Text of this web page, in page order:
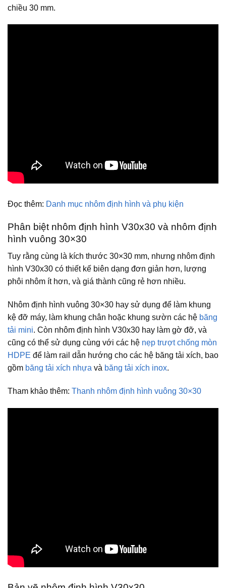
chiều 30 mm.
Đọc thêm: Danh mục nhôm định hình và phụ kiện
Phân biệt nhôm định hình V30x30 và nhôm định
hình vuông 30×30
Tuy rằng cùng là kích thước 30×30 mm, nhưng nhôm định
hình V30x30 có thiết kế biên dạng đơn giản hơn, lượng
phôi nhôm ít hơn, và giá thành cũng rẻ hơn nhiều.
Nhôm định hình vuông 30×30 hay sử dụng để làm khung
kệ đỡ máy, làm khung chân hoặc khung sườn các hệ băng
tải mini. Còn nhôm định hình V30x30 hay làm gờ đỡ, và
cũng có thể sử dụng cùng với các hệ nẹp trượt chống mòn
HDPE để làm rail dẫn hướng cho các hệ băng tải xích, bao
gồm băng tải xích nhựa và băng tải xích inox.
Tham khảo thêm: Thanh nhôm định hình vuông 30×30